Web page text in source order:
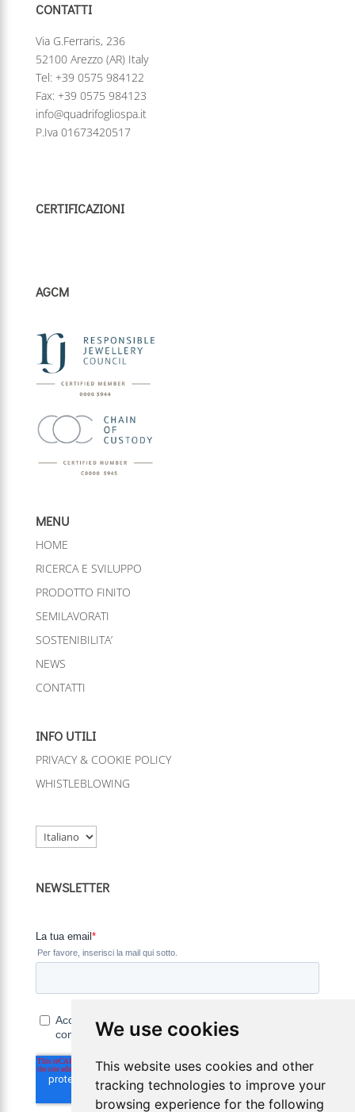
We use cookies
This website uses cookies and other
tracking technologies to improve your
browsing experience for the following
CONTATTI
Via G.Ferraris, 236
52100 Arezzo (AR) Italy
Tel: +39 0575 984122
Fax: +39 0575 984123
info@quadrifogliospa.it
P.Iva 01673420517
CERTIFICAZIONI
AGCM
MENU
HOME
RICERCA E SVILUPPO
PRODOTTO FINITO
SEMILAVORATI
SOSTENIBILITA’
NEWS
CONTATTI
INFO UTILI
PRIVACY & COOKIE POLICY
WHISTLEBLOWING
Scegli
una
NEWSLETTER